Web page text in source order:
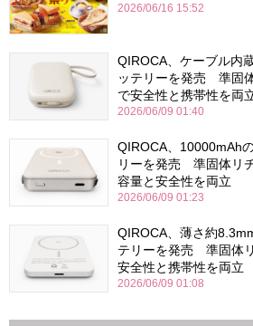
2026/06/16 15:52
QIROCA、ケーブル内
ッテリーを発売 準固
で安全性と携帯性を両
2026/06/09 01:40
QIROCA、10000mAh
リーを発売 準固体リ
容量と安全性を両立
2026/06/09 01:23
QIROCA、薄さ約
テリーを発売 準固体
安全性と携帯性を両立
2026/06/09 01:08